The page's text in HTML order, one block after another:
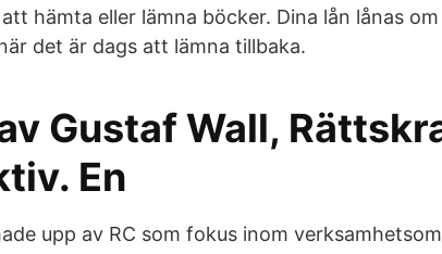
hämta eller lämna böcker. Dina lån lånas
det är dags att lämna tillbaka.
Gustaf Wall,
En
upp av RC som fokus inom